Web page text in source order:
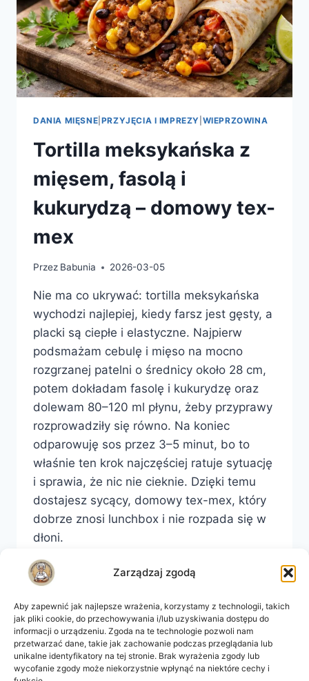
Zarządzaj zgodą
Aby zapewnić jak najlepsze wrażenia, korzystamy z technologii, takich
jak pliki cookie, do przechowywania i/lub uzyskiwania dostępu do
informacji o urządzeniu. Zgoda na te technologie pozwoli nam
przetwarzać dane, takie jak zachowanie podczas przeglądania lub
unikalne identyfikatory na tej stronie. Brak wyrażenia zgody lub
wycofanie zgody może niekorzystnie wpłynąć na niektóre cechy i
DANIA MIĘSNE PRZYJĘCIA I IMPREZY WIEPRZOWINA
Tortilla meksykańska z
mięsem, fasolą i
kukurydzą – domowy tex-
mex
Przez Babunia 2026-03-05
Nie ma co ukrywać: tortilla meksykańska
wychodzi najlepiej, kiedy farsz jest gęsty, a
placki są ciepłe i elastyczne. Najpierw
podsmażam cebulę i mięso na mocno
rozgrzanej patelni o średnicy około 28 cm,
potem dokładam fasolę i kukurydzę oraz
dolewam 80–120 ml płynu, żeby przyprawy
rozprowadziły się równo. Na koniec
odparowuję sos przez 3–5 minut, bo to
właśnie ten krok najczęściej ratuje sytuację
i sprawia, że nic nie cieknie. Dzięki temu
dostajesz sycący, domowy tex-mex, który
dobrze znosi lunchbox i nie rozpada się w
dłoni.
DOWIEDZ SIĘ WIĘCEJ
MEKSYKAŃSKA
MIĘSEM,
FASOLĄ
I
KUKURYDZĄ
–
Nawigacja
strony
1 2 3 … 21
Następna
strona